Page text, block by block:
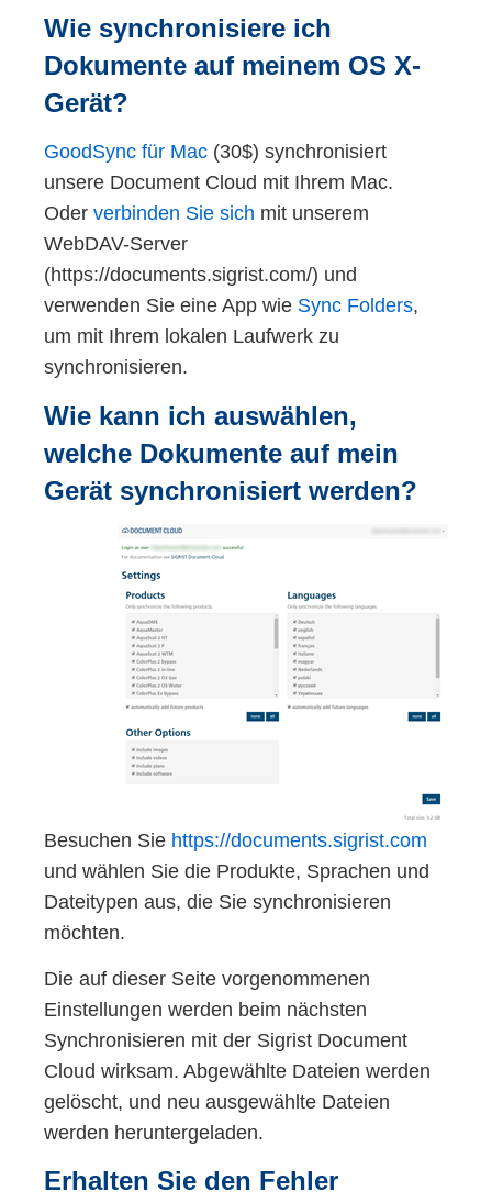
Informationen zu den einzelnen
Geräten und Anwendungen sind auf
unserer Webpage zu finden:
Wie synchronisiere ich
Dokumente auf meinem OS X-
Gerät?
GoodSync für Mac (30$) synchronisiert
unsere Document Cloud mit Ihrem Mac.
Oder verbinden Sie sich mit unserem
WebDAV-Server
(https://documents.sigrist.com/) und
verwenden Sie eine App wie Sync Folders,
um mit Ihrem lokalen Laufwerk zu
synchronisieren.
Wie kann ich auswählen,
welche Dokumente auf mein
Gerät synchronisiert werden?
Besuchen Sie https://documents.sigrist.com
und wählen Sie die Produkte, Sprachen und
Dateitypen aus, die Sie synchronisieren
möchten.
Die auf dieser Seite vorgenommenen
Einstellungen werden beim nächsten
Synchronisieren mit der Sigrist Document
Cloud wirksam. Abgewählte Dateien werden
gelöscht, und neu ausgewählte Dateien
werden heruntergeladen.
Erhalten Sie den Fehler